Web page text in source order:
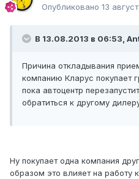
Опубликовано 13
В 13.08.2013 в 06:53,
Причина откладывания
компанию Кларус покупает
пока автоцентр
обратиться к другому
Ну покупает одна компания
образом это влияет на работу